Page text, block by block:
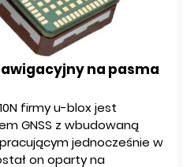
na pasma
firmy u-blox jest
GNSS z wbudowaną
jednocześnie w
on oparty na